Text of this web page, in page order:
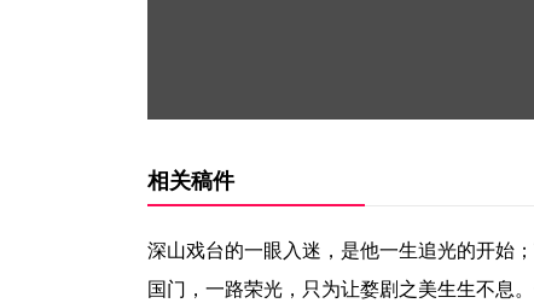
相关稿件
深山戏台的一眼入迷，是他一生追光的开始
国门，一路荣光，只为让婺剧之美生生不息